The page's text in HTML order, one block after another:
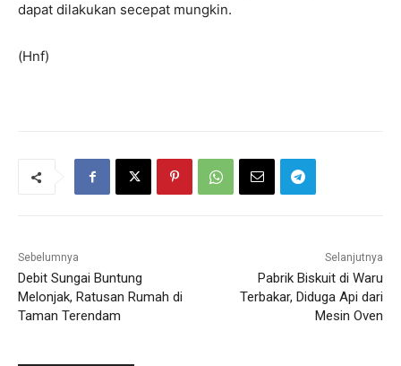
dapat dilakukan secepat mungkin.
(Hnf)
Sebelumnya
Debit Sungai Buntung
Melonjak, Ratusan Rumah di
Taman Terendam
Selanjutnya
Pabrik Biskuit di Waru
Terbakar, Diduga Api dari
Mesin Oven